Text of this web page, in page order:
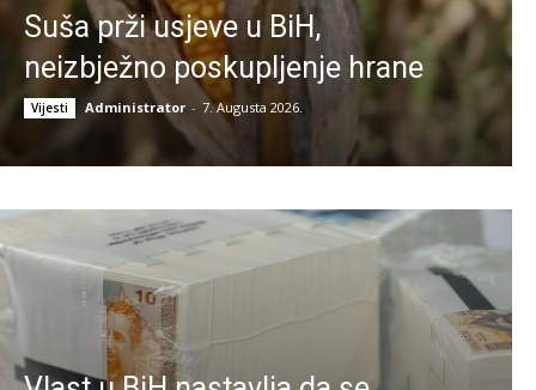
Suša prži usjeve u BiH,
neizbježno poskupljenje hrane
Vijesti Administrator - 7. Augusta 2026.